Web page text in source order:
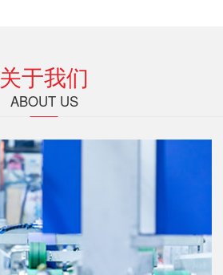
关于我们
ABOUT US